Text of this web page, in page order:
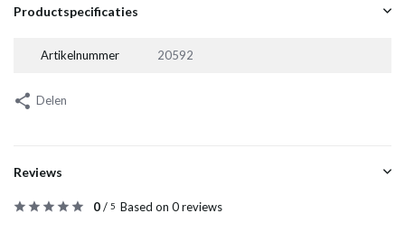
Productspecificaties
Artikelnummer 20592
Delen
Reviews
0/ 5 Based on 0 reviews